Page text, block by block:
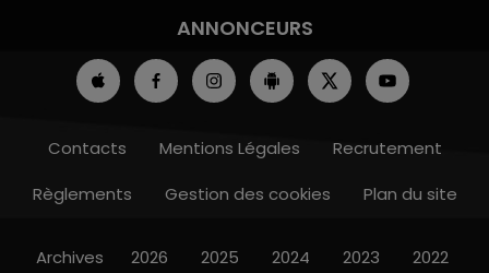
ANNONCEURS
Contacts Mentions Légales
Recrutement
Règlements
Gestion des cookies Plan du site
Archives 2026 2025 2024 2023 2022